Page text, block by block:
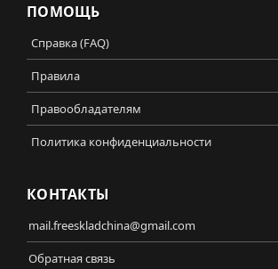
ПОМОЩЬ
Справка (FAQ)
Правила
Правообладателям
Политика конфиденциальности
КОНТАКТЫ
mail.freeskladchina@gmail.com
Обратная связь